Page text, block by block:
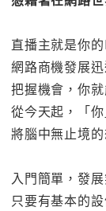
直播主就是你的
網路商機發展
把握機會，你就
從今天起，「
將腦中無止境
入門簡單，發展
只要有基本的